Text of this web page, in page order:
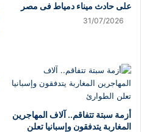
على حادث ميناء دمياط فى مصر
31/07/2026
أزمة سبتة تتفاقم.. آلاف المهاجرين
المغاربة يتدفقون وإسبانيا تعلن